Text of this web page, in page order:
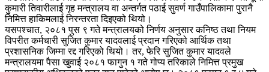
कुमारी तिवारीलाई गृह मन्त्रालय वा अन्तर्गत पठाई सुवर्ण गाउँपालिकामा पुरानै
निमित्त हाकिमलाई निरन्तरता दिइएको थियो।
यसपश्चात, २०८१ पुस ९ गते मन्त्रालयको निर्णय अनुसार कनिष्ठ तथा नियम
विपरीत कर्मचारी सुजित कुमार यादवलाई प्रदान गरिएको आर्थिक तथा
प्रशासनिक जिम्मा रद्द गरिएको थियो। तर, फेरि सुजित कुमार यादवले
मन्त्रालयमा पैसा खुवाई २०८१ फागुन १ गते गोप्य तरिकाले निमित्त प्रमुख